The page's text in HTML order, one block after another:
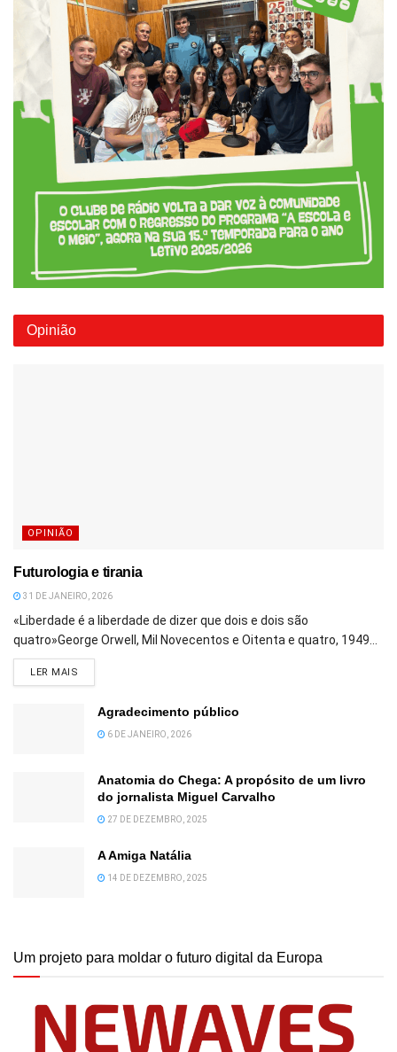
Opinião
OPINIÃO
Futurologia e tirania
31 DE JANEIRO, 2026
«Liberdade é a liberdade de dizer que dois e dois são
quatro»George Orwell, Mil Novecentos e Oitenta e quatro, 1949...
LER MAIS
Agradecimento público
6 DE JANEIRO, 2026
Anatomia do Chega: A propósito de um livro
do jornalista Miguel Carvalho
27 DE DEZEMBRO, 2025
A Amiga Natália
14 DE DEZEMBRO, 2025
Um projeto para moldar o futuro digital da Europa